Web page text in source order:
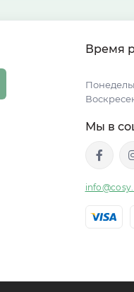
Время
Мы в